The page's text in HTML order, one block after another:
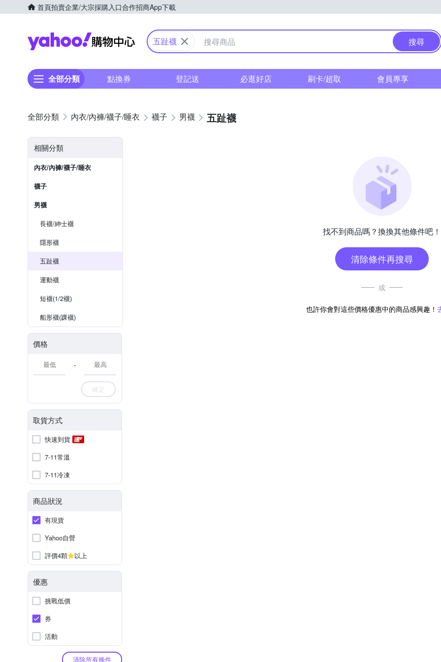
首頁拍賣企業/大宗採購入口合作招商App下載
Yahoo購物中心
五趾襪 搜尋
全部分類 點換券 登記送 必逛好店 刷卡/超取 會員專享
內衣/內褲/襪子/睡衣 襪子 男襪 五趾襪
相關分類
內衣/內褲/襪子/睡衣
襪子
男襪
長襪/紳士襪
隱形襪
五趾襪
運動襪
短襪(1/2襪)
船形襪(踝襪)
價格
-
確定
取貨方式
快速到貨
7-11常溫
7-11冷凍
商品狀況
有現貨
Yahoo自營
評價4顆
以上
優惠
挑戰低價
券
活動
清除所有條件
找不到商品嗎？換換其他條件吧！
清除條件再搜尋
或
也許你會對這些價格優惠中的商品感興趣！